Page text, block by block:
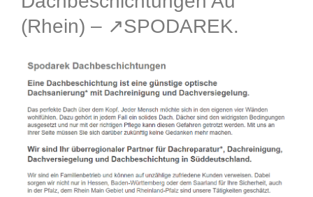
(Rhein) – ↗️SPODAREK.